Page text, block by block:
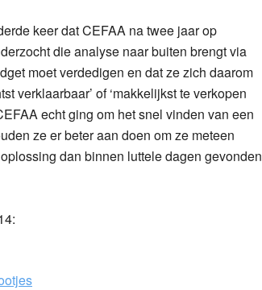
keer dat CEFAA na twee jaar op
die analyse naar buiten brengt via
moet verdedigen en dat ze zich daarom
verklaarbaar’ of ‘makkelijkst te verkopen
echt ging om het snel vinden van een
ze er beter aan doen om ze meteen
dan binnen luttele dagen gevonden